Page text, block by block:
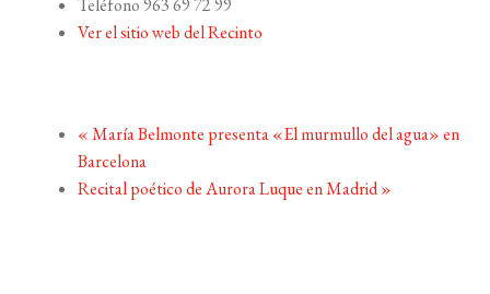
Teléfono 963 69 72 99
Ver el sitio web del Recinto
«María Belmonte presenta «El murmullo del agua» en
Barcelona
Recital poético de Aurora Luque en Madrid»